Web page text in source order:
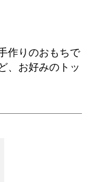
作りのおもちで
、お好みのトッ